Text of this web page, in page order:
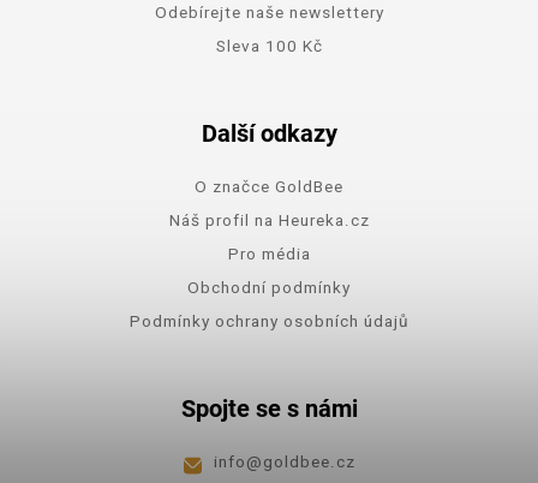
Odebírejte naše newslettery
Sleva 100 Kč
Další odkazy
O značce GoldBee
Náš profil na Heureka.cz
Pro média
Obchodní podmínky
Podmínky ochrany osobních údajů
Spojte se s námi
info@goldbee.cz